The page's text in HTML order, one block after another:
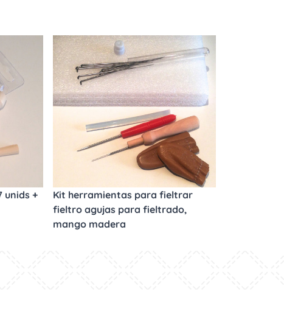
unids +
Kit herramientas para fieltrar
fieltro agujas para fieltrado,
mango madera